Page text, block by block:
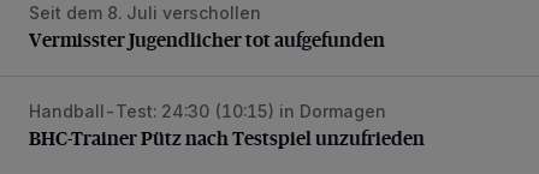
Vermisster Jugendlicher tot aufgefunden
Seit dem 8. Juli verschollen
Vermisster Jugendlicher tot aufgefunden
BHC-Trainer Pütz nach Testspiel unzufrieden
Handball-Test: 24:30 (10:15) in Dormagen
BHC-Trainer Pütz nach Testspiel unzufrieden